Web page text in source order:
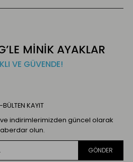
MİNİK AYAKLAR
VE GÜVENDE!
BÜLTEN KAYIT
indirimlerimizden güncel olarak
olun.
GÖNDER